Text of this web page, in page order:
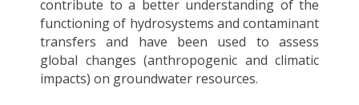
contribute to a better understanding of the
functioning of hydrosystems and contaminant
transfers and have been used to assess
global changes (anthropogenic and climatic
impacts) on groundwater resources.